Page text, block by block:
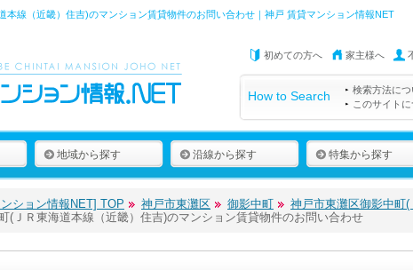
本線（近畿）住吉)のマンション賃貸物件のお問い合わせ｜神戸 賃貸マンション情報NET
初めての方へ 家主様へ
How to Search 検索方法につ
このサイト
地域から探す 沿線から探す 特集から探す
ション情報NET] TOP 神戸市東灘区 御影中町
神戸市東灘区御影中町
(ＪＲ東海道本線（近畿）住吉)のマンション賃貸物件のお問い合わせ